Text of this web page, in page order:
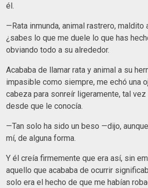
él.
—Rata inmunda, animal rastrero,
¿sabes lo que me duele lo que has
obviando todo a su alrededor.
Acababa de llamar rata y animal a su
impasible como siempre, me echó una
cabeza para sonreír ligeramente, tal
desde que le conocía.
—Tan solo ha sido un beso —dijo,
mí, de alguna forma.
Y él creía firmemente que era así, sin
aquello que acababa de ocurrir
solo era el hecho de que me habían